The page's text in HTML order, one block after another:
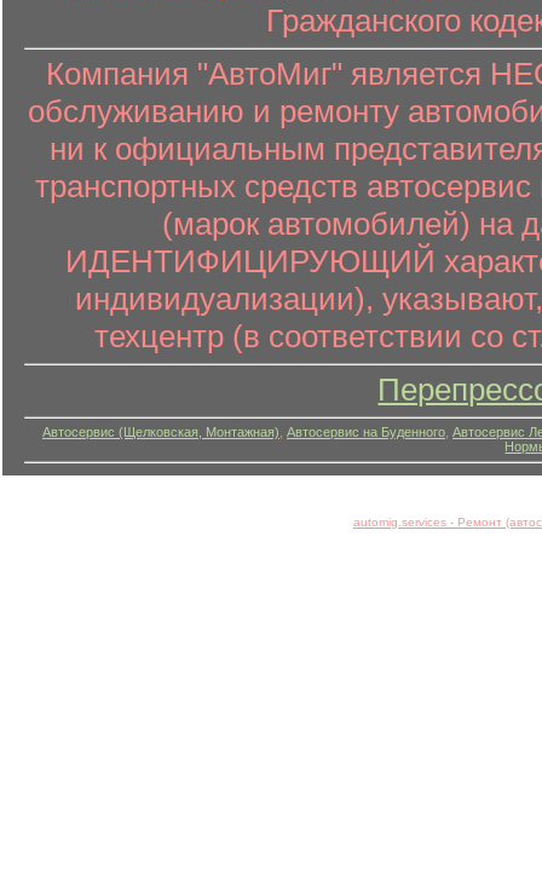
Гражданского
Компания "АвтоМиг" является
обслуживанию и ремонту
ни к официальным
транспортных средств
(марок автомобилей) на
ИДЕНТИФИЦИРУЮЩИЙ характер
индивидуализации),
техцентр (в соответствии со
Автосервис (Щелковская, Монтажная) Автосервис на Буденного Автосервис
automig.services - Ремонт